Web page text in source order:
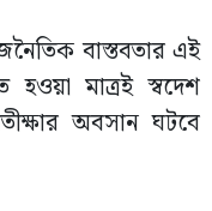
বাস্তবতার এই
হওয়া মাত্রই স্বদেশ
অবসান ঘটবে